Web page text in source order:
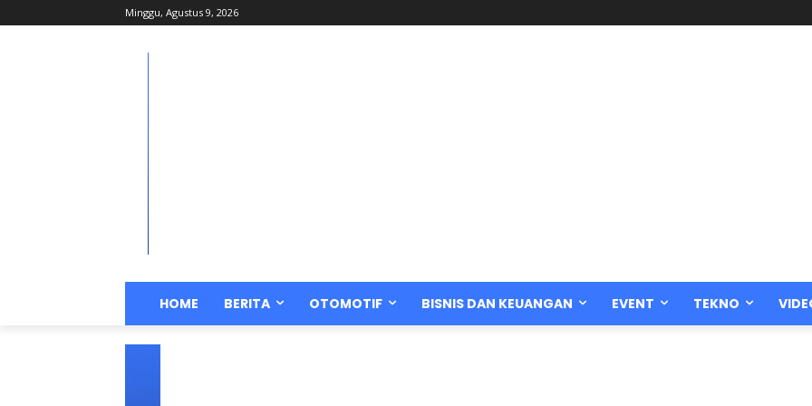
Minggu, Agustus 9, 2026
HOME BERITA OTOMOTIF BISNIS DAN KEUANGAN EVENT TEKNO